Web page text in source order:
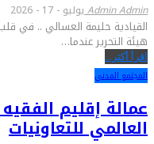
Admin Admin يوليو - 17 - 2026
القيادية حليمة العسالي .. في
هيئة التحرير عندما…
اقرأ أكثر...
المجتمع المدني
عمالة إقليم
العالمي للتعاونيات